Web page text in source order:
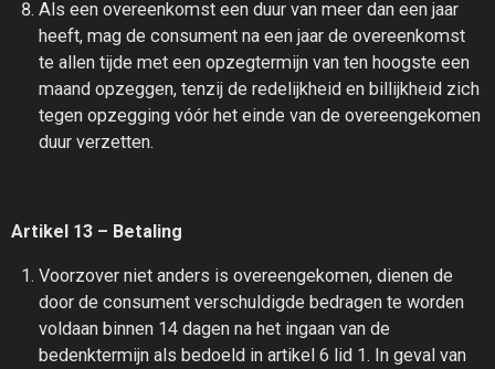
Als een overeenkomst een duur van meer dan een jaar
heeft, mag de consument na een jaar de overeenkomst
te allen tijde met een opzegtermijn van ten hoogste een
maand opzeggen, tenzij de redelijkheid en billijkheid zich
tegen opzegging vóór het einde van de overeengekomen
duur verzetten.
Artikel 13 – Betaling
Voorzover niet anders is overeengekomen, dienen de
door de consument verschuldigde bedragen te worden
voldaan binnen 14 dagen na het ingaan van de
bedenktermijn als bedoeld in artikel 6 lid 1. In geval van